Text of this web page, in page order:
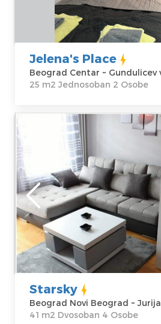
Gundulicev
venac 55
40 €
Jelena's Place
Beograd Centar ~ Gundulicev
25 m2 Jednosoban 2 Osobe
Dvosoban Apartman
Beograd je moderan
osobe u Belvilu
Beograd
Lokacija:
Beograd Novi
Beograd
Adresa:Jurija
Gagarina 14i
Cena 60 €
Gosti:4
m2
Starsky
Beograd Novi Beograd ~
41 m2 Dvosoban 4 Osobe